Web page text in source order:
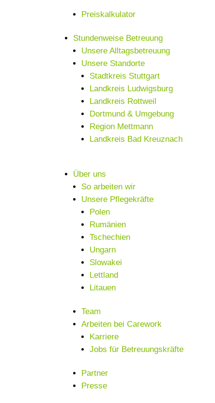
Preiskalkulator
Stundenweise Betreuung
Unsere Alltagsbetreuung
Unsere Standorte
Stadtkreis Stuttgart
Landkreis Ludwigsburg
Landkreis Rottweil
Dortmund & Umgebung
Region Mettmann
Landkreis Bad Kreuznach
Über uns
So arbeiten wir
Unsere Pflegekräfte
Polen
Rumänien
Tschechien
Ungarn
Slowakei
Lettland
Litauen
Team
Arbeiten bei Carework
Karriere
Jobs für Betreuungskräfte
Partner
Presse